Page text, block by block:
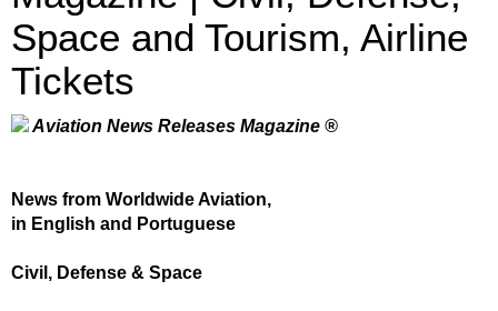
Space and Tourism, Airline
Tickets
Aviation News Releases Magazine ®
News from Worldwide Aviation,
in English and Portuguese
Civil, Defense & Space